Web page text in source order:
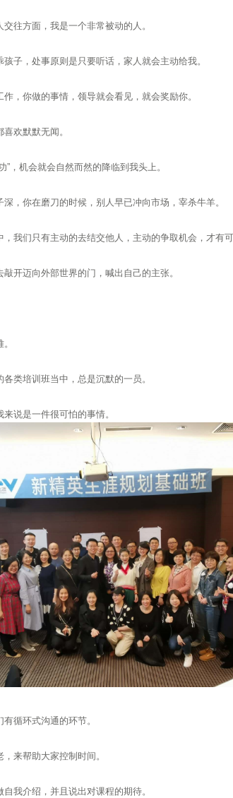
往方面，我是一个非常被动的人。
子，处事原则是只要听话，家人就会主动给我。
，你做的事情，领导就会看见，就会奖励你。
欢默默无闻。
，机会就会自然而然的降临到我头上。
，你在磨刀的时候，别人早已冲向市场，宰杀牛羊。
我们只有主动的去结交他人，主动的争取机会，才有
开迈向外部世界的门，喊出自己的主张。
类培训班当中，总是沉默的一员。
说是一件很可怕的事情。
循环式沟通的环节。
来帮助大家控制时间。
我介绍，并且说出对课程的期待。